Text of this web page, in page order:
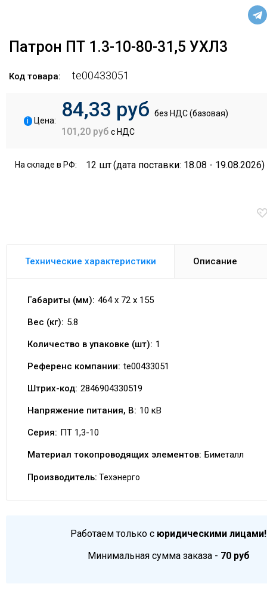
Патрон ПТ 1.3-10-80-31,5 УХЛ3
Код товара: te00433051
i Цена: 84,33 руб без НДС (базовая)
101,20 руб с НДС
На складе в РФ: 12 шт(дата поставки: 18.08 - 19.08.2026)
Технические характеристики Описание
Габариты (мм): 464 x 72 x 155
Вес (кг): 5.8
Количество в упаковке (шт): 1
Референс компании: te00433051
Штрих-код: 2846904330519
Напряжение питания, В: 10 кВ
Серия: ПТ 1,3-10
Материал токопроводящих элементов: Биметалл
Производитель: Техэнерго
Работаем только с юридическими лицами!
Минимальная сумма заказа - 70 руб